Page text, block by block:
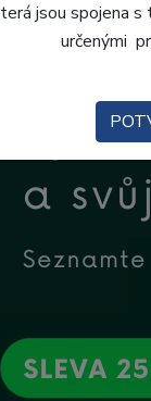
jsou spojena s
určenými